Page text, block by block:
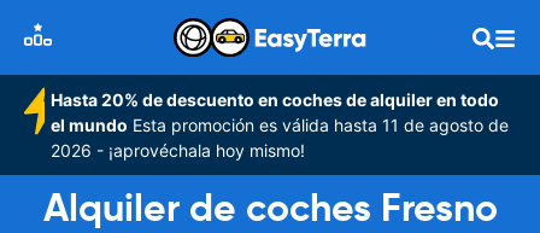
Hasta 20% de descuento en coches de alquiler en todo
el mundo Esta promoción es válida hasta 11 de agosto de
2026 - ¡aprovéchala hoy mismo!
Alquiler de coches Fresno